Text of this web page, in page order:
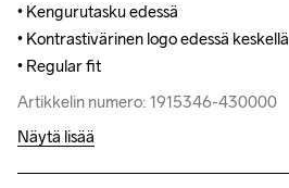
• Kengurutasku edessä
• Kontrastivärinen logo edessä keskellä
• Regular fit
Artikkelin numero: 1915346-430000
• Kengurutasku edessä
• Kontrastivärinen logo edessä keskellä
• Regular fit
Artikkelin numero: 1915346-430000
Näytä lisää